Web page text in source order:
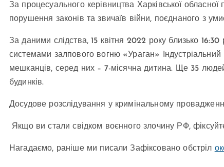
За процесуального керівництва Харківської
порушення законів та звичаїв війни, поєднаного з
За даними слідства, 15 квітня 2022 року близько
системами залпового вогню «Ураган»
мешканців, серед них – 7-місячна дитина. Ще 35
будинків.
Досудове розслідування у кримінальному
Якщо ви стали свідком воєнного злочину РФ,
Нагадаємо, раніше ми писали Зафіксовано обстріл